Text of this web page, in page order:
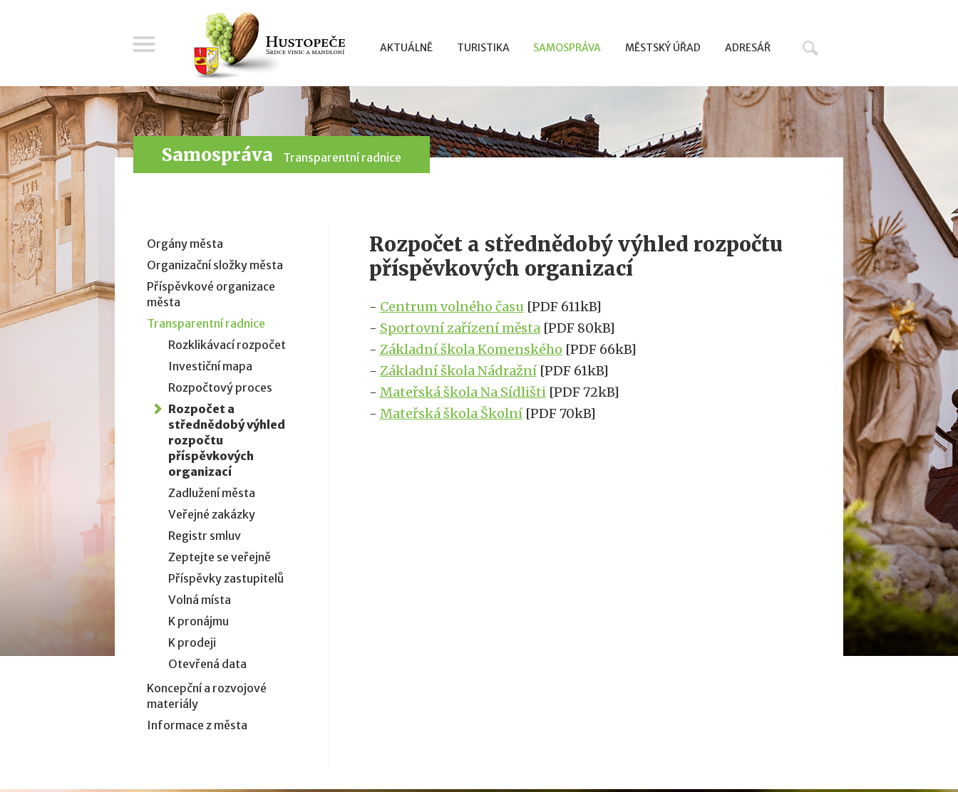
AKTUÁLNĚ TURISTIKA SAMOSPRÁVA MĚSTSKÝ ÚŘAD ADRESÁŘ
Samospráva Transparentní radnice
Rozpočet a střednědobý výhled rozpočtu
příspěvkových organizací
- Centrum volného času [PDF 611kB]
- Sportovní zařízení města[PDF 80kB]
- Základní škola Komenského [PDF 66kB]
- Základní škola Nádražní[PDF 61kB]
- Mateřská škola Na Sídlišti[PDF 72kB]
- Mateřská škola Školní[PDF 70kB]
Orgány města
Organizační složky města
Příspěvkové organizace
města
Transparentní radnice
Rozklikávací rozpočet
Investiční mapa
Rozpočtový proces
Rozpočet a
střednědobý výhled
rozpočtu
příspěvkových
organizací
Zadlužení města
Veřejné zakázky
Registr smluv
Zeptejte se veřejně
Příspěvky zastupitelů
Volná místa
K pronájmu
K prodeji
Otevřená data
Koncepční a rozvojové
materiály
Informace z města